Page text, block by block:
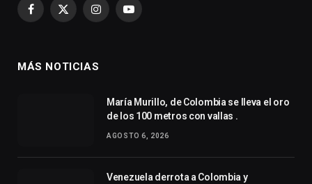
Facebook
X
InstagramYouTube
MÁS NOTICIAS
María Murillo, de Colombia se lleva el oro
de los 100 metros con vallas .
AGOSTO 6, 2026
Venezuela derrota a Colombia y